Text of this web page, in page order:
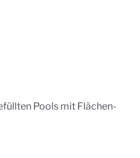
Pools mit Flächen-